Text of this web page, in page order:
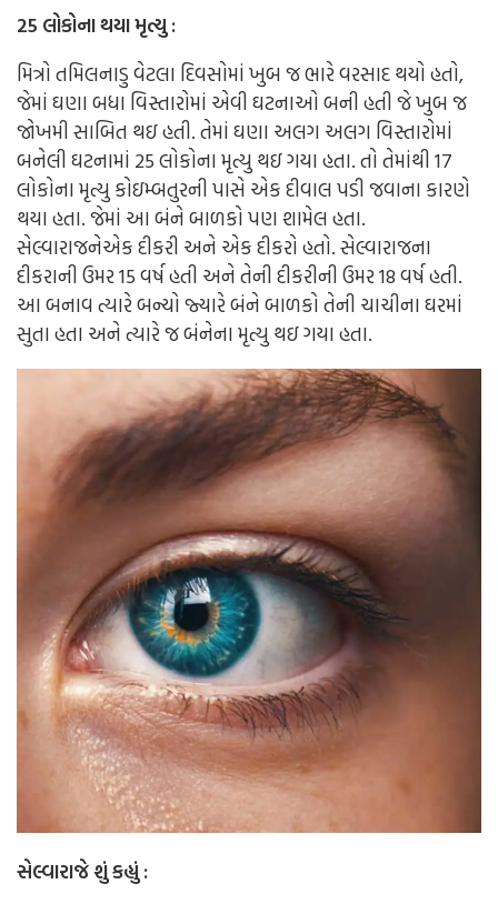
25 લોકોના થયા મૃત્યુ :
મિત્રો તમિલનાડુ વેટલા દિવસોમાં ખુબ જ ભારે વરસાદ થયો હતો,
જેમાં ઘણા બધા વિસ્તારોમાં એવી ઘટનાઓ બની હતી જે ખુબ જ
જોખમી સાબિત થઇ હતી. તેમાં ઘણા અલગ અલગ વિસ્તારોમાં
બનેલી ઘટનામાં 25 લોકોના મૃત્યુ થઇ ગયા હતા. તો તેમાંથી 17
લોકોના મૃત્યુ કોઇમ્બતુરની પાસે એક દીવાલ પડી જવાના કારણે
થયા હતા. જેમાં આ બંને બાળકો પણ શામેલ હતા.
સેલ્વારાજનેએક દીકરી અને એક દીકરો હતો. સેલ્વારાજના
દીકરાની ઉમર 15 વર્ષ હતી અને તેની દીકરીની ઉમર 18 વર્ષ હતી.
આ બનાવ ત્યારે બન્યો જ્યારે બંને બાળકો તેની ચાચીના ઘરમાં
સુતા હતા અને ત્યારે જ બંનેના મૃત્યુ થઇ ગયા હતા.
સેલ્વારાજે શું કહ્યું :